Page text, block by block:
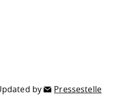
by Pressestelle